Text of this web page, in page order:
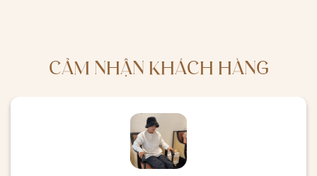
CẢM NHẬN KHÁCH HÀNG